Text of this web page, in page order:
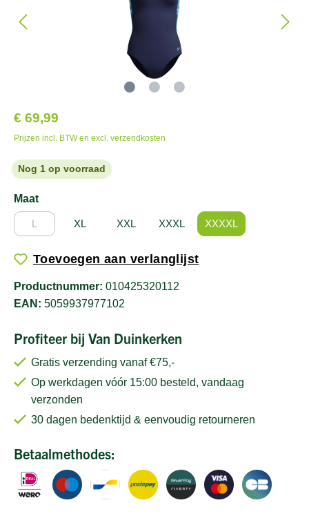
€ 69,99
Prijzen incl. BTW en excl. verzendkosten
Nog 1 op voorraad
Maat
L XL XXL XXXL XXXXL
Toevoegen aan verlanglijst
Productnummer: 010425320112
EAN: 5059937977102
Profiteer bij Van Duinkerken
Gratis verzending vanaf €75,-
Op werkdagen vóór 15:00 besteld, vandaag
verzonden
30 dagen bedenktijd & eenvoudig retourneren
Betaalmethodes: